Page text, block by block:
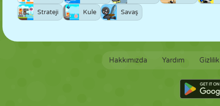
Strateji Kule Savaş
Hakkımızda Yardım